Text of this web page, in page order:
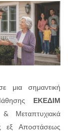
μια σημαντική
ΕΚΕΔΙΜ
Μεταπτυχιακά
εξ Αποστάσεως